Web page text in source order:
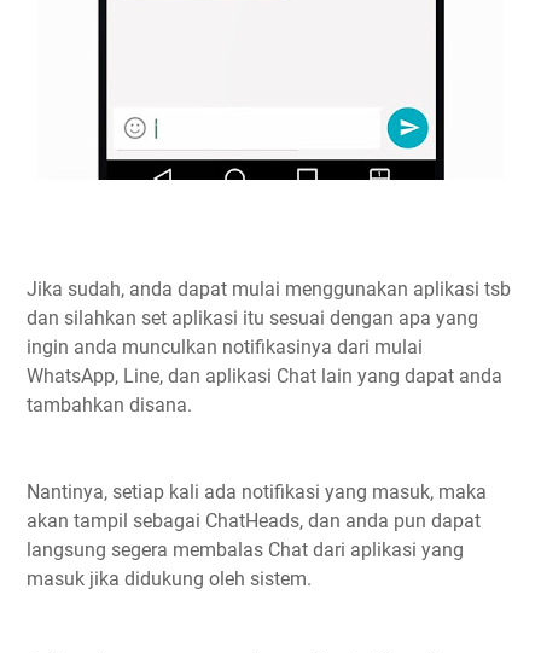
Jika sudah, anda dapat mulai menggunakan aplikasi tsb
dan silahkan set aplikasi itu sesuai dengan apa yang
ingin anda munculkan notifikasinya dari mulai
WhatsApp, Line, dan aplikasi Chat lain yang dapat anda
tambahkan disana.
Nantinya, setiap kali ada notifikasi yang masuk, maka
akan tampil sebagai ChatHeads, dan anda pun dapat
langsung segera membalas Chat dari aplikasi yang
masuk jika didukung oleh sistem.